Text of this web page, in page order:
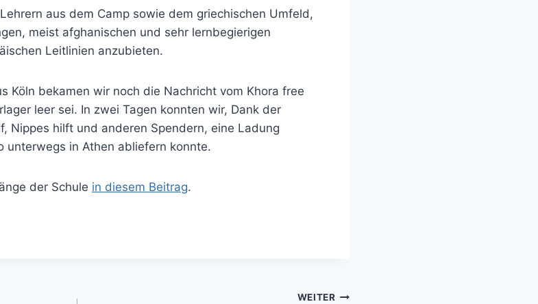
aus dem Camp sowie dem griechischen Umfeld,
meist afghanischen und sehr lernbegierigen
Leitlinien anzubieten.
Köln bekamen wir noch die Nachricht vom Khora free
leer sei. In zwei Tagen konnten wir, Dank der
Nippes hilft und anderen Spendern, eine Ladung
unterwegs in Athen abliefern konnte.
der Schule in diesem Beitrag.
WEITER